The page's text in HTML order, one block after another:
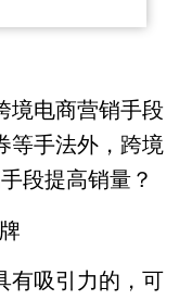
境电商营销手段
等手法外，跨境
段提高销量？
有吸引力的，可